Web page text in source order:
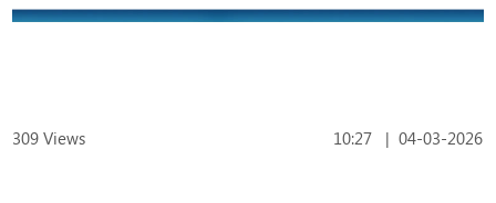
309 Views 10:27 |04-03-2026